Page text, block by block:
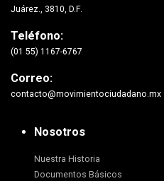
Juárez., 3810, D.F.
Teléfono:
(01 55) 1167-6767
Correo:
contacto@movimientociudadano.mx
Nosotros
Nuestra Historia
Documentos Básicos